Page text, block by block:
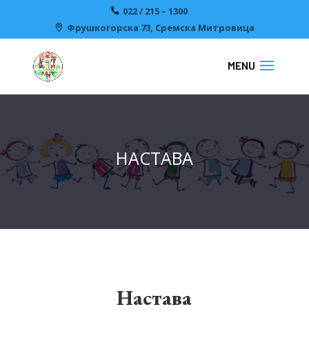
022 / 215 – 1300
Фрушкогорска 73, Сремска Митровицa
НАСТАВА
Настава